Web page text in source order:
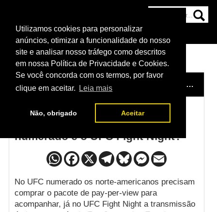
Utilizamos cookies para personalizar
anúncios, otimizar a funcionalidade do nosso
site e analisar nosso tráfego como descritos
em nossa Política de Privacidade e Cookies.
Se você concorda com os termos, por favor
clique em aceitar.
Leia mais
Não, obrigado Aceitar
NOTÍCIAS
HOME FAQ QUAL A DIFERENÇA ENTRE O UFC NUMERADO E O UFC FIGHT NIGHT?
Qual a diferença entre o UFC
numerado e o UFC Fight Night?
No UFC numerado os norte-americanos precisam
comprar o pacote de pay-per-view para
acompanhar, já no UFC Fight Night a transmissão